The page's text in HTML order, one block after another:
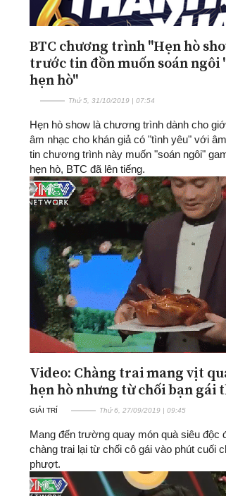
BTC chương trình "Hẹn hò
trước tin đồn muốn soán ngôi
hẹn hò"
Thứ 5, 31/10/2019 | 07:54
Hẹn hò show là chương trình dành cho
âm nhạc cho khán giả có "tình yêu" với
tin chương trình này muốn "soán ngôi"
hẹn hò, BTC đã lên tiếng.
Video: Chàng trai mang vịt
hẹn hò nhưng từ chối bạn gái
GIẢI TRÍ Thứ 6, 27/09/2019 | 09:45
Mang đến trường quay món quà siêu độc
chàng trai lại từ chối cô gái vào phút cuối
phượt.